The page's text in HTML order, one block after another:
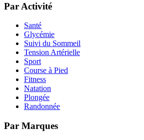
Par Activité
Santé
Glycémie
Suivi du Sommeil
Tension Artérielle
Sport
Course à Pied
Fitness
Natation
Plongée
Randonnée
Par Marques